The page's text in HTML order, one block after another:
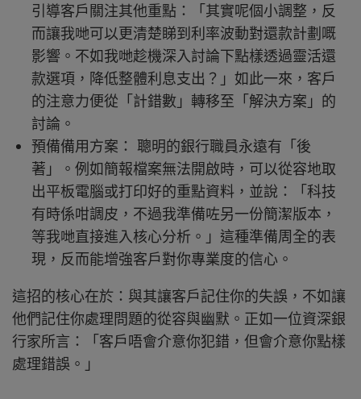
引導客戶關注其他重點：「其實呢個小調整，反
而讓我哋可以更清楚睇到利率波動對還款計劃嘅
影響。不如我哋趁機深入討論下點樣透過靈活還
款選項，降低整體利息支出？」如此一來，客戶
的注意力便從「計錯數」轉移至「解決方案」的
討論。
預備備用方案： 聰明的銀行職員永遠有「後
著」。例如簡報檔案無法開啟時，可以從容地取
出平板電腦或打印好的重點資料，並說：「科技
有時係咁調皮，不過我準備咗另一份簡潔版本，
等我哋直接進入核心分析。」這種準備周全的表
現，反而能增強客戶對你專業度的信心。
這招的核心在於：與其讓客戶記住你的失誤，不如讓
他們記住你處理問題的從容與幽默。正如一位資深銀
行家所言：「客戶唔會介意你犯錯，但會介意你點樣
處理錯誤。」